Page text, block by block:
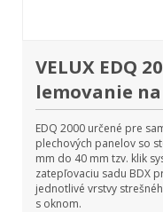
VELUX EDQ
lemovanie
EDQ 2000 určené pre
plechových panelov so
mm do 40 mm tzv. klik
zatepľovaciu sadu BDX
jednotlivé vrstvy
s oknom.